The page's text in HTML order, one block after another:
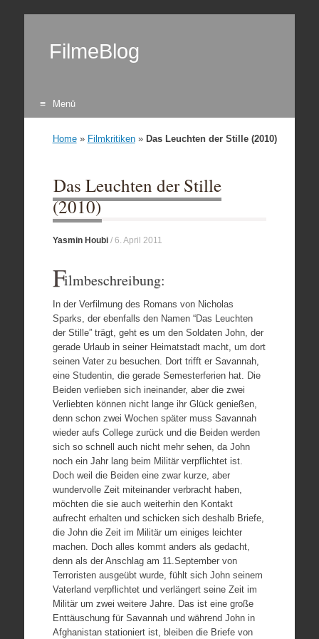
FilmeBlog
Menü
Home» Filmkritiken» Das Leuchten der Stille (2010)
Das Leuchten der Stille
(2010)
Yasmin Houbi/ 6. April 2011
Filmbeschreibung:
In der Verfilmung des Romans von Nicholas
Sparks, der ebenfalls den Namen “Das Leuchten
der Stille” trägt, geht es um den Soldaten John, der
gerade Urlaub in seiner Heimatstadt macht, um dort
seinen Vater zu besuchen. Dort trifft er Savannah,
eine Studentin, die gerade Semesterferien hat. Die
Beiden verlieben sich ineinander, aber die zwei
Verliebten können nicht lange ihr Glück genießen,
denn schon zwei Wochen später muss Savannah
wieder aufs College zurück und die Beiden werden
sich so schnell auch nicht mehr sehen, da John
noch ein Jahr lang beim Militär verpflichtet ist.
Doch weil die Beiden eine zwar kurze, aber
wundervolle Zeit miteinander verbracht haben,
möchten die sie auch weiterhin den Kontakt
aufrecht erhalten und schicken sich deshalb Briefe,
die John die Zeit im Militär um einiges leichter
machen. Doch alles kommt anders als gedacht,
denn als der Anschlag am 11.September von
Terroristen ausgeübt wurde, fühlt sich John seinem
Vaterland verpflichtet und verlängert seine Zeit im
Militär um zwei weitere Jahre. Das ist eine große
Enttäuschung für Savannah und während John in
Afghanistan stationiert ist, bleiben die Briefe von